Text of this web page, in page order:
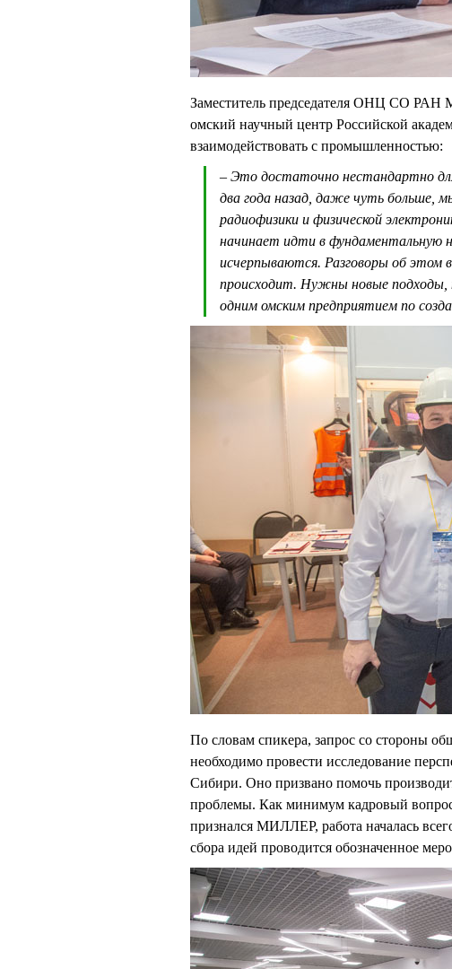
Заместитель председателя ОНЦ СО РАН
омский научный центр Российской
взаимодействовать с промышленностью:
– Это достаточно нестандартно
два года назад, даже чуть больше,
радиофизики и физической
начинает идти в фундаментальную
исчерпываются. Разговоры об этом
происходит. Нужны новые подходы,
одним омским предприятием по
По словам спикера, запрос со стороны
необходимо провести исследование
Сибири. Оно призвано помочь
проблемы. Как минимум кадровый
признался МИЛЛЕР, работа началась
сбора идей проводится обозначенное